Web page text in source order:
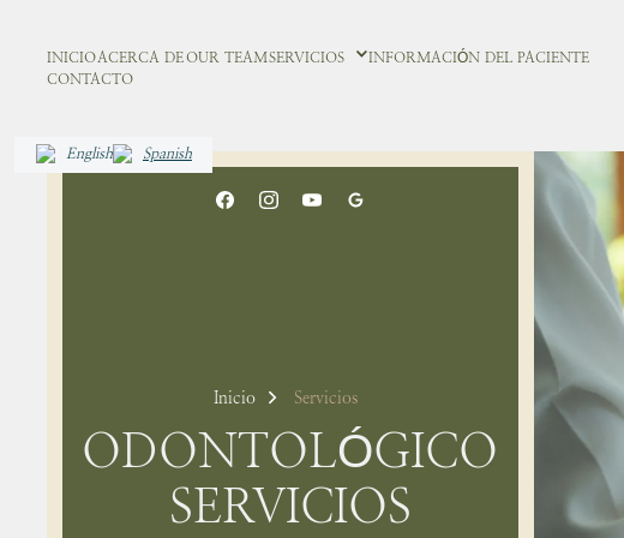
INICIOACERCA DEOUR TEAMSERVICIOS
INFORMACIÓN DEL PACIENTE
CONTACTO
English Spanish
Inicio Servicios
ODONTOLÓGICO
SERVICIOS